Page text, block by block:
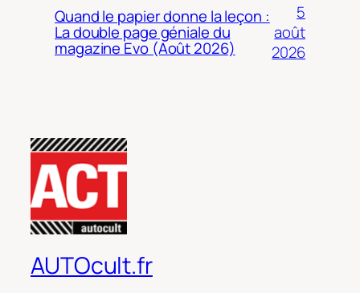
Quand le papier donne la leçon :
La double page géniale du
magazine Evo (Août 2026)
5
août
2026
AUTOcult.fr